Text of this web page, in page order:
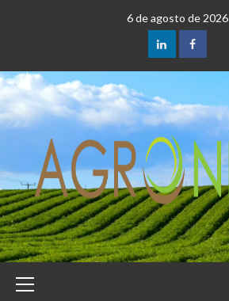
6 de agosto de 2026